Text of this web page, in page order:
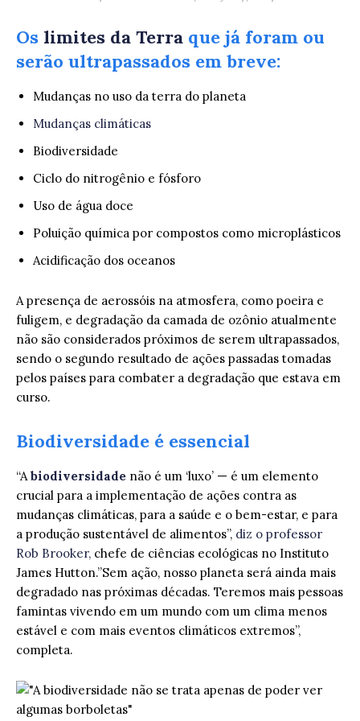
Os limites da Terra que já foram ou
serão ultrapassados em breve:
Mudanças no uso da terra do planeta
Mudanças climáticas
Biodiversidade
Ciclo do nitrogênio e fósforo
Uso de água doce
Poluição química por compostos como microplásticos
Acidificação dos oceanos
A presença de aerossóis na atmosfera, como poeira e
fuligem, e degradação da camada de ozônio atualmente
não são considerados próximos de serem ultrapassados,
sendo o segundo resultado de ações passadas tomadas
pelos países para combater a degradação que estava em
curso.
Biodiversidade é essencial
“Abiodiversidade não é um ‘luxo’ — é um elemento
crucial para a implementação de ações contra as
mudanças climáticas, para a saúde e o bem-estar, e para
a produção sustentável de alimentos”, diz o professor
Rob Brooker, chefe de ciências ecológicas no Instituto
James Hutton.”Sem ação, nosso planeta será ainda mais
degradado nas próximas décadas. Teremos mais pessoas
famintas vivendo em um mundo com um clima menos
estável e com mais eventos climáticos extremos”,
completa.